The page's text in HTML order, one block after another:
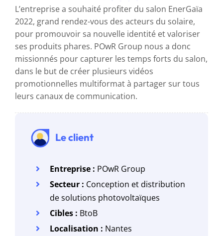
L’entreprise a souhaité profiter du salon EnerGaïa
2022, grand rendez-vous des acteurs du solaire,
pour promouvoir sa nouvelle identité et valoriser
ses produits phares. POwR Group nous a donc
missionnés pour capturer les temps forts du salon,
dans le but de créer plusieurs vidéos
promotionnelles multiformat à partager sur tous
leurs canaux de communication.
Le client
Entreprise : POwR Group
Secteur : Conception et distribution
de solutions photovoltaïques
Cibles : BtoB
Localisation : Nantes